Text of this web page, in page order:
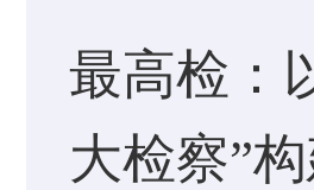
最高检：
大检察”